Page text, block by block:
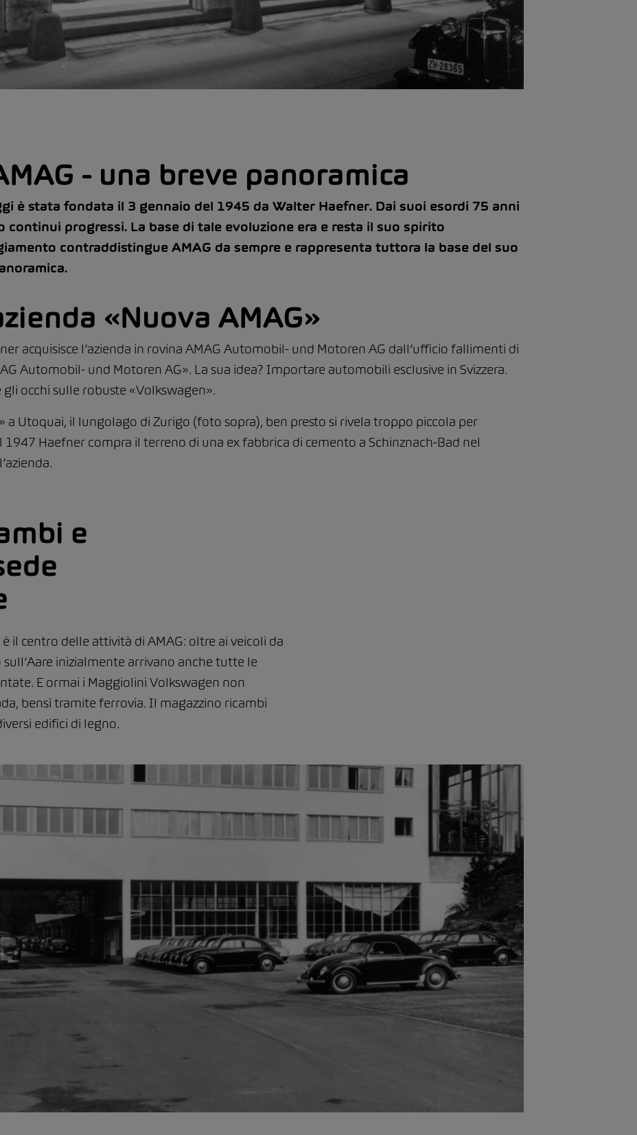
- una breve panoramica
è stata fondata il 3 gennaio del 1945 da Walter Haefner. Dai suoi esordi 75 anni
continui progressi. La base di tale evoluzione era e resta il suo spirito
contraddistingue AMAG da sempre e rappresenta tuttora la base del suo
«Nuova AMAG»
acquisisce l’azienda in rovina AMAG Automobil- und Motoren AG dall’ufficio fallimenti di
Automobil- und Motoren AG». La sua idea? Importare automobili esclusive in Svizzera.
occhi sulle robuste «Volkswagen».
a Utoquai, il lungolago di Zurigo (foto sopra), ben presto si rivela troppo piccola per
1947 Haefner compra il terreno di una ex fabbrica di cemento a Schinznach-Bad nel
e
il centro delle attività di AMAG: oltre ai veicoli da
inizialmente arrivano anche tutte le
E ormai i Maggiolini Volkswagen non
bensì tramite ferrovia. Il magazzino ricambi
edifici di legno.